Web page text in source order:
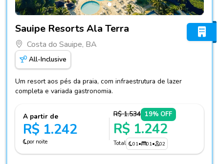
Sauipe Resorts Ala Terra
Costa do Sauipe, BA
All-Inclusive
Um resort aos pés da praia, com infraestrutura de lazer
completa e variada gastronomia.
A partir de
R$ 1.242
por noite
R$ 1.534 19% OFF
R$ 1.242
Total 01• 01• 02